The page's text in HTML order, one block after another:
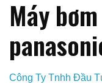
Máy
Công Ty Tnhh Đầu